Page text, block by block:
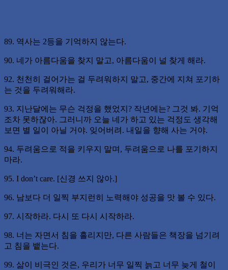
89. 역사는 2등을 기억하지 않는다.
90. 네가 아름다움을 찾지 말고, 아름다움이 널 찾게 해라.
92. 천천히 걸어가는 걸 두려워하지 말고, 중간에 지쳐 포기하
는 것을 두려워해라.
93. 지난달에는 무슨 걱정을 했었지? 작년에는? 그것 봐. 기억
조차 못하잖아. 그러니까 오늘 네가 하고 있는 걱정도 생각해
보면 별 일이 아닐 거야. 잊어버려. 내일을 향해 사는 거야.
94. 두려움으로 적을 키우지 말며, 두려움으로 나를 포기하지
마라.
95. I don’t care. [신경 쓰지 않아.]
96. 남보다 더 일찍 부지런히 노력해야 성공을 맛 볼 수 있다.
97. 시작하라. 다시 또 다시 시작하라.
98. 너는 자면서 침을 흘리지만, 다른 사람들은 책장을 넘기려
고 침을 뱉는다.
99. 삶이 비극인 것은, 우리가 너무 일찍 늙고 너무 늦게 철이